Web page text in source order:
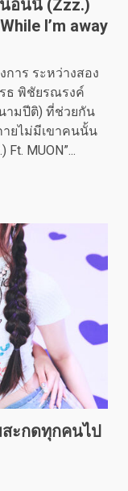
นอนนี่ (Zzz.)
I’m away
การ ระหว่างสอง
ธ พิชัยรณรงค์
ามปีติ) ที่ช่วยกัน
ายไม่มีเขาคนนั้น
MUON”...
สะกดทุกคนไป